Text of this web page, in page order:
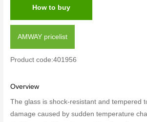
How to buy
AMWAY pricelist
Product code:401956
Overview
The glass is shock-resistant and tempered
damage caused by sudden temperature